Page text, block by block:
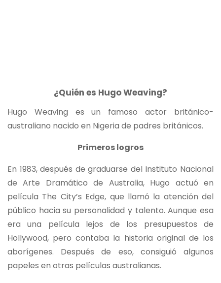
¿Quién es Hugo Weaving?
Hugo Weaving es un famoso actor británico-
australiano nacido en Nigeria de padres británicos.
Primeros logros
En 1983, después de graduarse del Instituto Nacional
de Arte Dramático de Australia, Hugo actuó en
película The City’s Edge, que llamó la atención del
público hacia su personalidad y talento. Aunque esa
era una película lejos de los presupuestos de
Hollywood, pero contaba la historia original de los
aborígenes. Después de eso, consiguió algunos
papeles en otras películas australianas.